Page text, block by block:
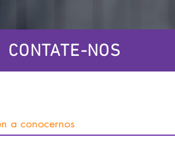
CONTATE-NOS
a conocernos